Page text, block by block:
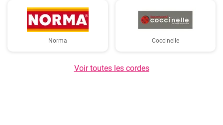
Norma Coccinelle
Voir toutes les cordes